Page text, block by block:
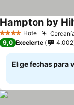
4 EstrellasHotel
Hampton by
9,0 Excelente 4.002
Elige fechas para